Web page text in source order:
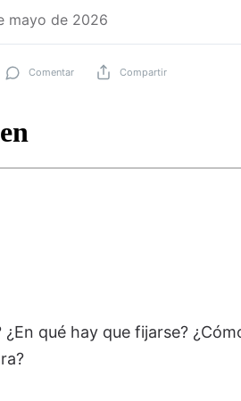
mayo de 2026
Comentar Compartir
qué hay que fijarse?